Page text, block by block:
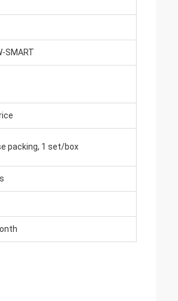
SMART
packing, 1 set/box